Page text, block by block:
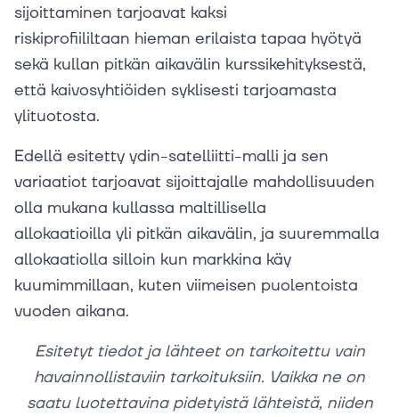
sijoittaminen tarjoavat kaksi
riskiprofiililtaan hieman erilaista tapaa hyötyä
sekä kullan pitkän aikavälin kurssikehityksestä,
että kaivosyhtiöiden syklisesti tarjoamasta
ylituotosta.
Edellä esitetty ydin-satelliitti-malli ja sen
variaatiot tarjoavat sijoittajalle mahdollisuuden
olla mukana kullassa maltillisella
allokaatioilla yli pitkän aikavälin, ja suuremmalla
allokaatiolla silloin kun markkina käy
kuumimmillaan, kuten viimeisen puolentoista
vuoden aikana.
Esitetyt tiedot ja lähteet on tarkoitettu vain
havainnollistaviin tarkoituksiin. Vaikka ne on
saatu luotettavina pidetyistä lähteistä, niiden